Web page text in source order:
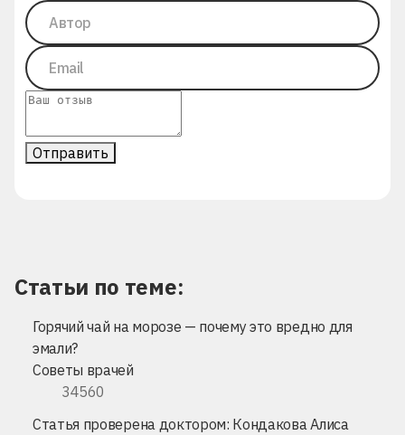
Отправить
Статьи по теме:
Горячий чай на морозе — почему это вредно для
эмали?
Советы врачей
34560
Статья проверена доктором: Кондакова Алиса